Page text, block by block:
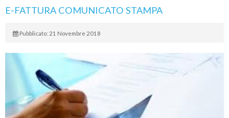
E-FATTURA COMUNICATO STAMPA
Pubblicato: 21 Novembre 2018